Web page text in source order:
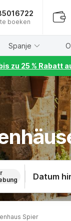
boeken
Spanje
zu 25 % Rabatt
Datum
Spier